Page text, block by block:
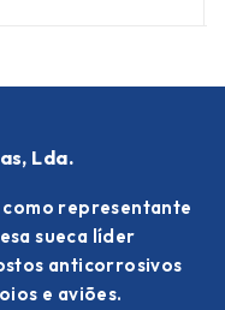
Lda.
como representante
sueca líder
anticorrosivos
e aviões.